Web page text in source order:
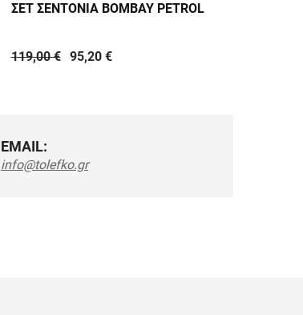
ΣΕΤ ΣΕΝΤΟΝΙΑ BOMBAY PETROL
119,00 € 95,20 €
EMAIL:
info@tolefko.gr